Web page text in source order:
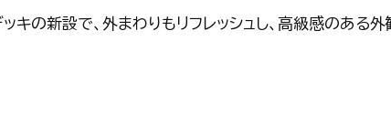
キの新設で、外まわりもリフレッシュし、高級感のある外